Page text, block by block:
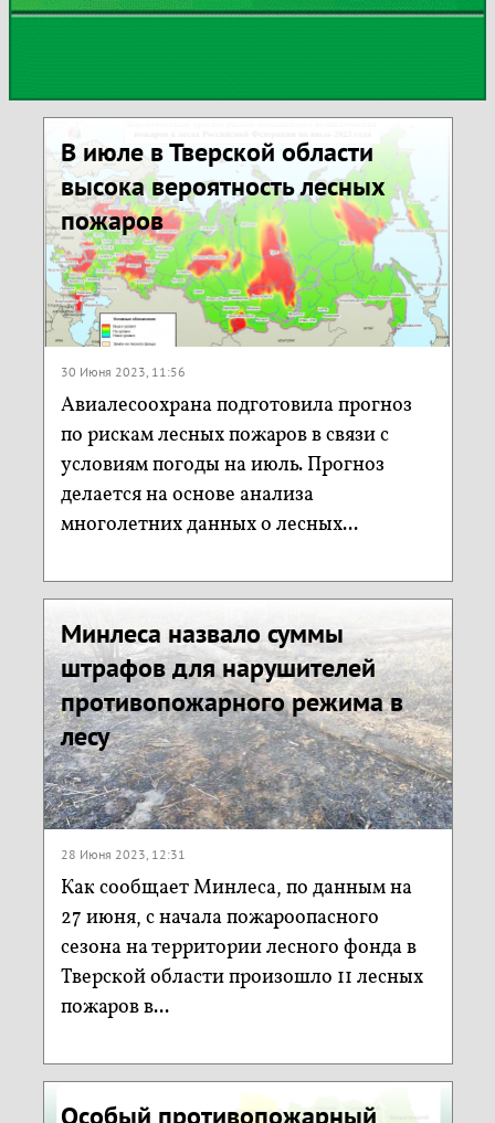
В июле в Тверской области
высока вероятность лесных
пожаров
30 Июня 2023, 11:56
Авиалесоохрана подготовила прогноз
по рискам лесных пожаров в связи с
условиям погоды на июль. Прогноз
делается на основе анализа
многолетних данных о лесных...
Минлеса назвало суммы
штрафов для нарушителей
противопожарного режима в
лесу
28 Июня 2023, 12:31
Как сообщает Минлеса, по данным на
27 июня, с начала пожароопасного
сезона на территории лесного фонда в
Тверской области произошло 11 лесных
пожаров в...
Особый противопожарный